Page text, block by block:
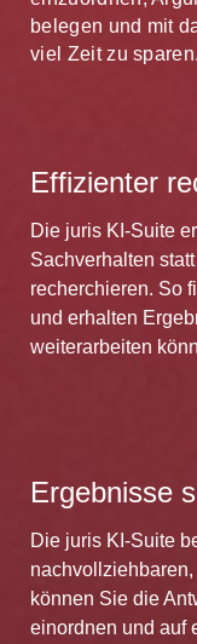
belegen und mit
viel Zeit zu sparen.
Effizienter
Die juris KI-Suite
Sachverhalten
recherchieren. So
und erhalten
weiterarbeiten
Ergebnisse
Die juris KI-Suite
können Sie die
einordnen und auf